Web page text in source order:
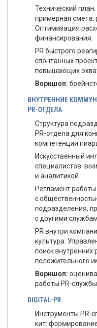
Технический
примерная смета,
Оптимизация
финансирования.
PR быстрого
спонтанных
повышающих
Воркшоп:
ВНУТРЕННИЕ
PR-ОТДЕЛА
Структура
PR-отдела для
компетенции
Искусственный
специалистов:
и аналитикой.
Регламент
с
подразделения,
с другими
PR внутри
культура.
поиск внутренних
положительного
Воркшоп:
работы PR-службы.
DIGITAL-PR
Инструменты PR-
кит: